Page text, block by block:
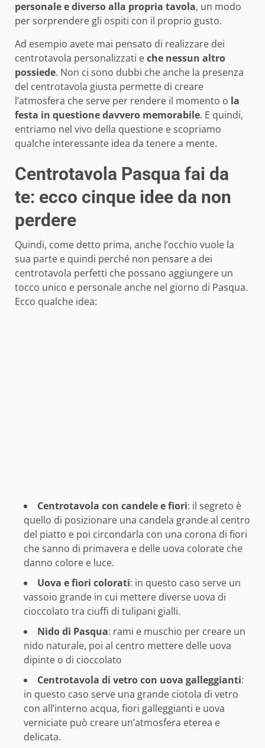
personale e diverso alla propria tavola, un modo
per sorprendere gli ospiti con il proprio gusto.
Ad esempio avete mai pensato di realizzare dei
centrotavola personalizzati eche nessun altro
possiede. Non ci sono dubbi che anche la presenza
del centrotavola giusta permette di creare
l’atmosfera che serve per rendere il momento o la
festa in questione davvero memorabile. E quindi,
entriamo nel vivo della questione e scopriamo
qualche interessante idea da tenere a mente.
Centrotavola Pasqua fai da
te: ecco cinque idee da non
perdere
Quindi, come detto prima, anche l’occhio vuole la
sua parte e quindi perché non pensare a dei
centrotavola perfetti che possano aggiungere un
tocco unico e personale anche nel giorno di Pasqua.
Ecco qualche idea:
Centrotavola con candele e fiori: il segreto è
quello di posizionare una candela grande al centro
del piatto e poi circondarla con una corona di fiori
che sanno di primavera e delle uova colorate che
danno colore e luce.
Uova e fiori colorati: in questo caso serve un
vassoio grande in cui mettere diverse uova di
cioccolato tra ciuffi di tulipani gialli.
Nido di Pasqua: rami e muschio per creare un
nido naturale, poi al centro mettere delle uova
dipinte o di cioccolato
Centrotavola di vetro con uova galleggianti:
in questo caso serve una grande ciotola di vetro
con all’interno acqua, fiori galleggianti e uova
verniciate può creare un’atmosfera eterea e
delicata.